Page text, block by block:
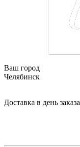
Ваш город
Челябинск
Доставка в день заказа